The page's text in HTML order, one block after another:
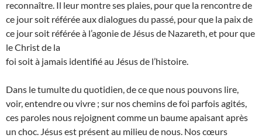
reconnaître. Il leur montre ses plaies, pour que la rencontre de
ce jour soit référée aux dialogues du passé, pour que la paix de
ce jour soit référée à l’agonie de Jésus de Nazareth, et pour que
le Christ de la
foi soit à jamais identifié au Jésus de l’histoire.
Dans le tumulte du quotidien, de ce que nous pouvons lire,
voir, entendre ou vivre ; sur nos chemins de foi parfois agités,
ces paroles nous rejoignent comme un baume apaisant après
un choc. Jésus est présent au milieu de nous. Nos cœurs